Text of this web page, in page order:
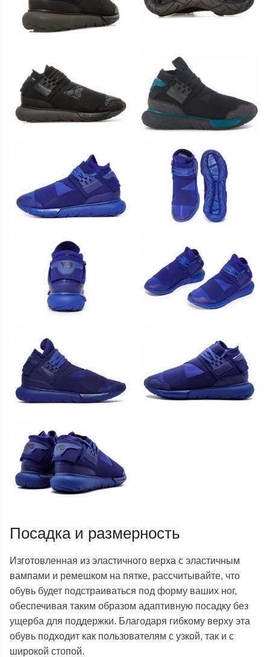
Посадка и размерность
Изготовленная из эластичного верха с эластичным
вампами и ремешком на пятке, рассчитывайте, что
обувь будет подстраиваться под форму ваших ног,
обеспечивая таким образом адаптивную посадку без
ущерба для поддержки. Благодаря гибкому верху эта
обувь подходит как пользователям с узкой, так и с
широкой стопой.